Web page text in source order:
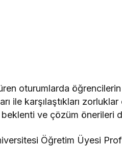
oturumlarda
ile karşılaştıkları
ve çözüm önerileri
Öğretim Üyesi